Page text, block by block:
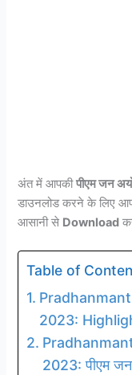
अंत में आपकीपीएम जन
डाउनलोड करने के लिए
आसानी से Download
Table of
2023:
2023: पीएम जन